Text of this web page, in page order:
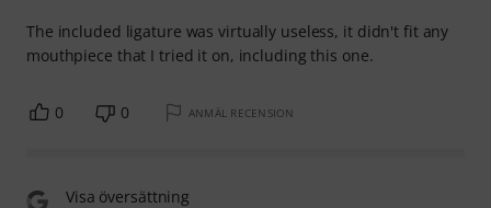
The included ligature was virtually useless, it didn't fit any
mouthpiece that I tried it on, including this one.
0 0 ANMÄL RECENSION
Visa översättning